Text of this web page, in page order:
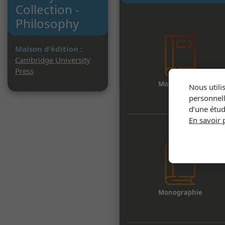
Collection -
Philosophy
Maison d'édition :
Cambridge University
Press
Monographie
Monographie
Nous
d’une
En savoir